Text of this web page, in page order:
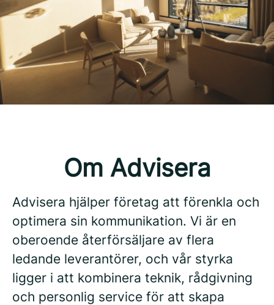
Om Advisera
Advisera hjälper företag att förenkla och
optimera sin kommunikation. Vi är en
oberoende återförsäljare av flera
ledande leverantörer, och vår styrka
ligger i att kombinera teknik, rådgivning
och personlig service för att skapa